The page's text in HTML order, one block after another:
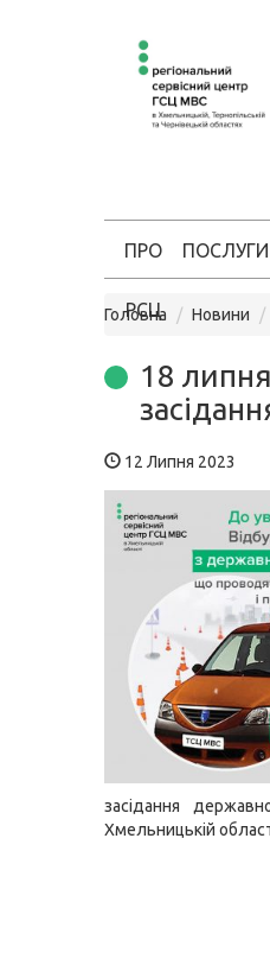
ПРО
РСЦ
ПОСЛУГИ
Головна Новини
18
12 Липня 2023
засідання
Хмельницькій